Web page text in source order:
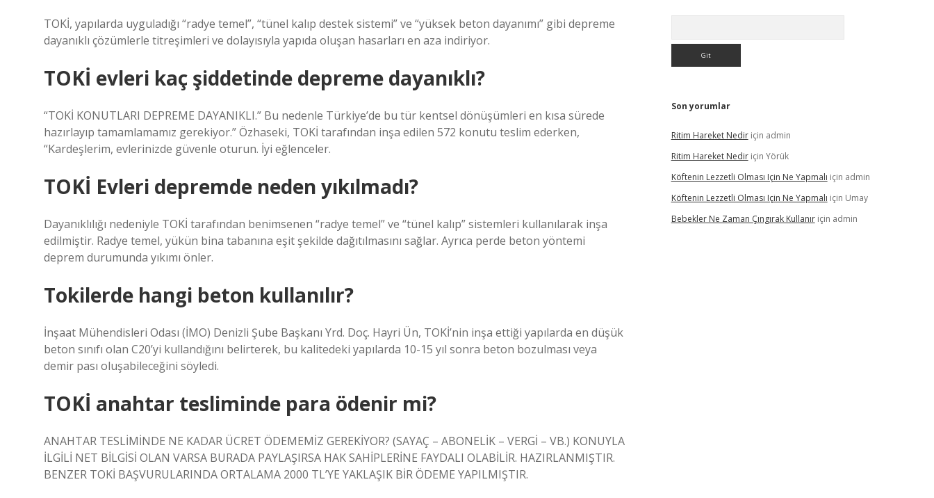
TOKİ, yapılarda uyguladığı “radye temel”, “tünel kalıp destek sistemi” ve “yüksek beton dayanımı” gibi depreme
dayanıklı çözümlerle titreşimleri ve dolayısıyla yapıda oluşan hasarları en aza indiriyor.
TOKİ evleri kaç şiddetinde depreme dayanıklı?
“TOKİ KONUTLARI DEPREME DAYANIKLI.” Bu nedenle Türkiye’de bu tür kentsel dönüşümleri en kısa sürede
hazırlayıp tamamlamamız gerekiyor.” Özhaseki, TOKİ tarafından inşa edilen 572 konutu teslim ederken,
“Kardeşlerim, evlerinizde güvenle oturun. İyi eğlenceler.
TOKİ Evleri depremde neden yıkılmadı?
Dayanıklılığı nedeniyle TOKİ tarafından benimsenen “radye temel” ve “tünel kalıp” sistemleri kullanılarak inşa
edilmiştir. Radye temel, yükün bina tabanına eşit şekilde dağıtılmasını sağlar. Ayrıca perde beton yöntemi
deprem durumunda yıkımı önler.
Tokilerde hangi beton kullanılır?
İnşaat Mühendisleri Odası (İMO) Denizli Şube Başkanı Yrd. Doç. Hayri Ün, TOKİ’nin inşa ettiği yapılarda en düşük
beton sınıfı olan C20’yi kullandığını belirterek, bu kalitedeki yapılarda 10-15 yıl sonra beton bozulması veya
demir pası oluşabileceğini söyledi.
TOKİ anahtar tesliminde para ödenir mi?
ANAHTAR TESLİMİNDE NE KADAR ÜCRET ÖDEMEMİZ GEREKİYOR? (SAYAÇ – ABONELİK – VERGİ – VB.) KONUYLA
İLGİLİ NET BİLGİSİ OLAN VARSA BURADA PAYLAŞIRSA HAK SAHİPLERİNE FAYDALI OLABİLİR. HAZIRLANMIŞTIR.
BENZER TOKİ BAŞVURULARINDA ORTALAMA 2000 TL’YE YAKLAŞIK BİR ÖDEME YAPILMIŞTIR.
Son yorumlar
Ritim Hareket Nediriçin admin
Ritim Hareket Nediriçin Yörük
Köftenin Lezzetli Olması Için Ne Yapmalı için admin
Köftenin Lezzetli Olması Için Ne Yapmalı için Umay
Bebekler Ne Zaman Çıngırak Kullanıriçin admin